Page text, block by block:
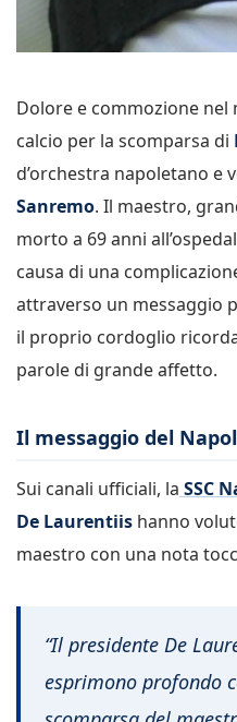
Dolore e commozione nel
calcio per la scomparsa di
d’orchestra napoletano e
Sanremo. Il maestro,
morto a 69 anni
causa di una
attraverso un messaggio
il proprio cordoglio
parole di grande affetto.
Il messaggio del
Sui canali ufficiali, la SSC
De Laurentiis hanno
maestro con una nota
“Il presidente De
esprimono profondo